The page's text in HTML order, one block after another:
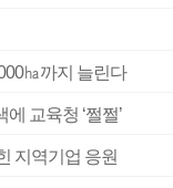
㏊까지 늘린다
교육청 ‘쩔쩔’
지역기업 응원